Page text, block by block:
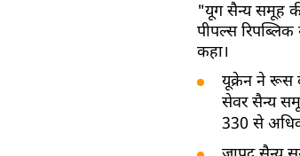
"यूग सैन्य समूह
पीपल्स रिपब्लिक
कहा।
यूक्रेन ने रूस
सेवर सैन्य
330 से